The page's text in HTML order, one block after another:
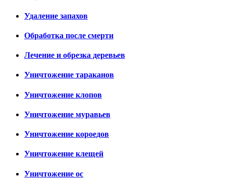
Удаление запахов
Обработка после смерти
Лечение и обрезка деревьев
Уничтожение тараканов
Уничтожение клопов
Уничтожение муравьев
Уничтожение короедов
Уничтожение клещей
Уничтожение ос